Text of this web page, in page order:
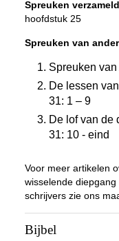
Spreuken
hoofdstuk 25
Spreuken van
Spreuken
De lessen
31: 1 – 9
De lof van
31: 10 - eind
Voor meer artikelen
wisselende
schrijvers zie ons
Bijbel